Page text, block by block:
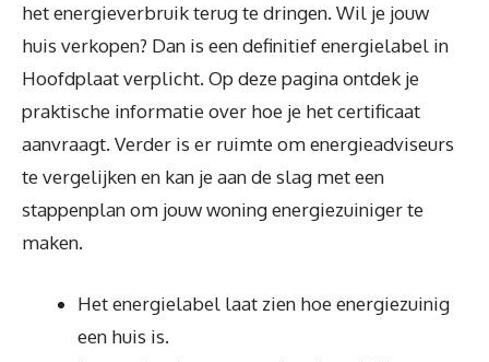
het energieverbruik terug te dringen. Wil je jouw
huis verkopen? Dan is een definitief energielabel in
Hoofdplaat verplicht. Op deze pagina ontdek je
praktische informatie over hoe je het certificaat
aanvraagt. Verder is er ruimte om energieadviseurs
te vergelijken en kan je aan de slag met een
stappenplan om jouw woning energiezuiniger te
maken.
Het energielabel laat zien hoe energiezuinig
een huis is.